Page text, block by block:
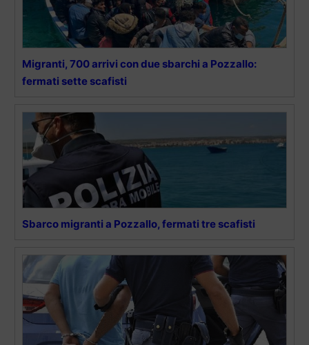
Migranti, 700 arrivi con due sbarchi a Pozzallo:
fermati sette scafisti
Sbarco migranti a Pozzallo, fermati tre scafisti